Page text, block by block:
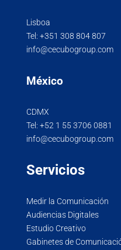
Lisboa
Tel: +351 308 804 807
info@cecubogroup.com
México
CDMX
Tel: +52 1 55 3706 0881
info@cecubogroup.com
Servicios
Medir la Comunicación
Audiencias Digitales
Estudio Creativo
Gabinetes de